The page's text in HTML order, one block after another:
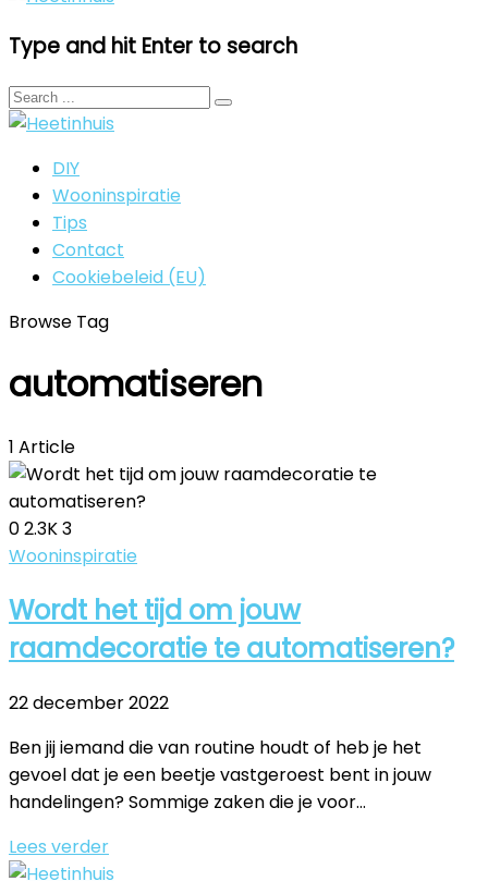
Type and hit Enter to search
DIY
Wooninspiratie
Tips
Contact
Cookiebeleid (EU)
Browse Tag
automatiseren
1 Article
02.3K3
Wooninspiratie
Wordt het tijd om jouw
raamdecoratie te automatiseren?
22 december 2022
Ben jij iemand die van routine houdt of heb je het
gevoel dat je een beetje vastgeroest bent in jouw
handelingen? Sommige zaken die je voor...
Lees verder